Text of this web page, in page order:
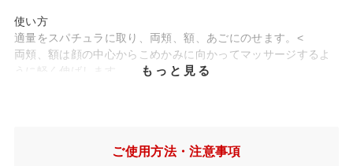
使い方
適量をスパチュラに取り、両頬、額、あごにのせます。<
両頬、額は顔の中心からこめかみに向かってマッサージするよ
うに軽く伸ばします。
もっと見る
ご使用方法・注意事項